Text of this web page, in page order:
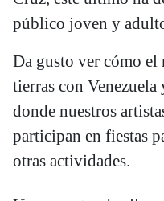
público joven y
Da gusto ver cómo el
tierras con
donde nuestros
participan en fiestas
otras actividades.